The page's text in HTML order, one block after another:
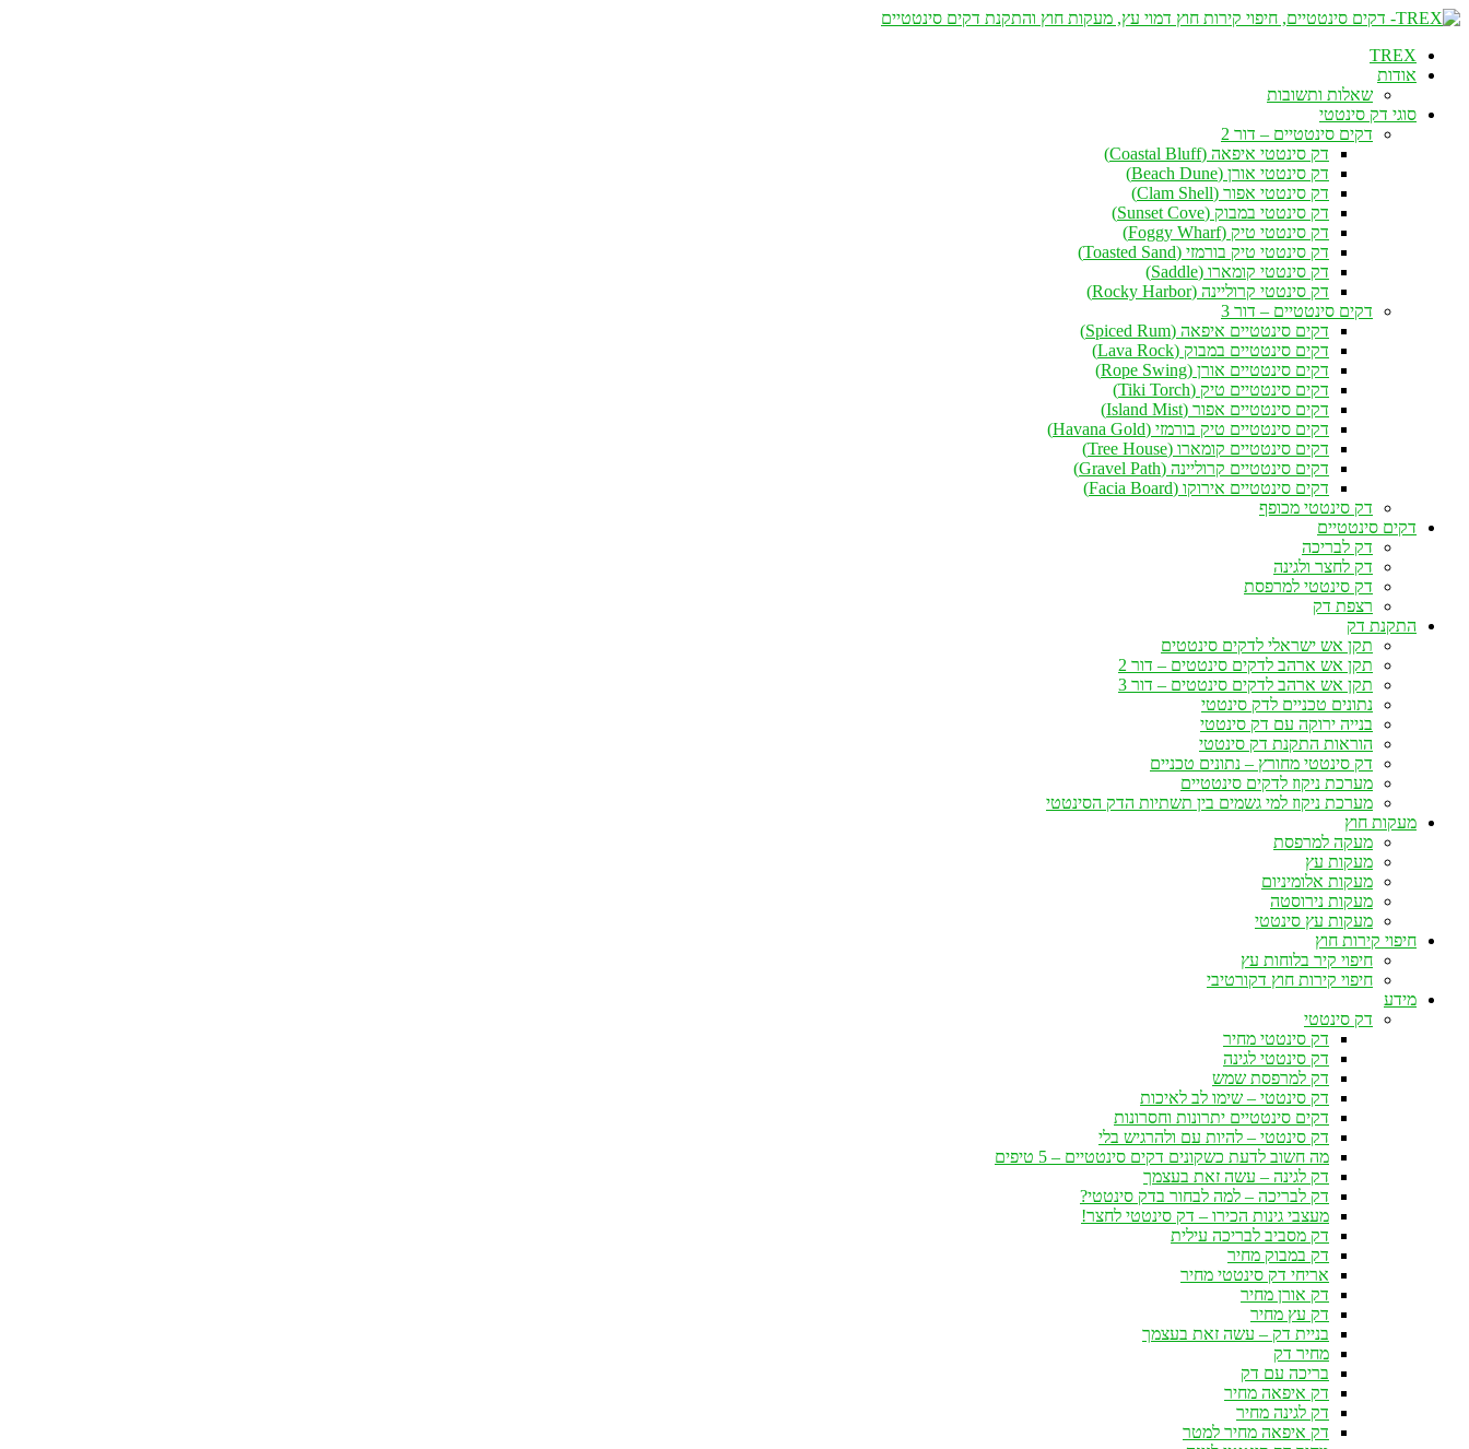
TREX
אודות
שאלות ותשובות
סוגי דק סינטטי
דקים סינטטיים – דור 2
דק סינטטי איפאה (Coastal Bluff)
דק סינטטי אורן (Beach Dune)
דק סינטטי אפור (Clam Shell)
דק סינטטי במבוק (Sunset Cove)
דק סינטטי טיק (Foggy Wharf)
דק סינטטי טיק בורמזי (Toasted Sand)
דק סינטטי קומארו (Saddle)
דק סינטטי קרוליינה (Rocky Harbor)
דקים סינטטיים – דור 3
דקים סינטטיים איפאה (Spiced Rum)
דקים סינטטיים במבוק (Lava Rock)
דקים סינטטיים אורן (Rope Swing)
דקים סינטטיים טיק (Tiki Torch)
דקים סינטטיים אפור (Island Mist)
דקים סינטטיים טיק בורמזי (Havana Gold)
דקים סינטטיים קומארו (Tree House)
דקים סינטטיים קרוליינה (Gravel Path)
דקים סינטטיים אירוקו (Facia Board)
דק סינטטי מכופף
דקים סינטטיים
דק לבריכה
דק לחצר ולגינה
דק סינטטי למרפסת
רצפת דק
התקנת דק
תקן אש ישראלי לדקים סינטטים
תקן אש ארהב לדקים סינטטים – דור 2
תקן אש ארהב לדקים סינטטים – דור 3
נתונים טכניים לדק סינטטי
בנייה ירוקה עם דק סינטטי
הוראות התקנת דק סינטטי
דק סינטטי מחורץ – נתונים טכניים
מערכת ניקוז לדקים סינטטיים
מערכת ניקוז למי גשמים בין תשתיות הדק הסינטטי
מעקות חוץ
מעקה למרפסת
מעקות עץ
מעקות אלומיניום
מעקות נירוסטה
מעקות עץ סינטטי
חיפוי קירות חוץ
חיפוי קיר בלוחות עץ
חיפוי קירות חוץ דקורטיבי
מידע
דק סינטטי
דק סינטטי מחיר
דק סינטטי לגינה
דק למרפסת שמש
דק סינטטי – שימו לב לאיכות
דקים סינטטיים יתרונות וחסרונות
דק סינטטי – להיות עם ולהרגיש בלי
מה חשוב לדעת כשקונים דקים סינטטיים – 5 טיפים
דק לגינה – עשה זאת בעצמך
דק לבריכה – למה לבחור בדק סינטטי?
מעצבי גינות הכירו – דק סינטטי לחצר!
דק מסביב לבריכה עילית
דק במבוק מחיר
אריחי דק סינטטי מחיר
דק אורן מחיר
דק עץ מחיר
בניית דק – עשה זאת בעצמך
מחיר דק
בריכה עם דק
דק איפאה מחיר
דק לגינה מחיר
דק איפאה מחיר למטר